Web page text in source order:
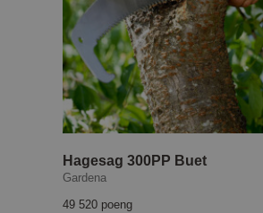
Hagesag 300PP Buet
Gardena
49 520 poeng